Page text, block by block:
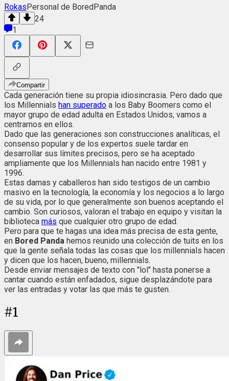
RokasPersonal de BoredPanda
24
1
Compartir
Cada generación tiene su propia idiosincrasia. Pero dado que
los Millennials han superado a los Baby Boomers como el
mayor grupo de edad adulta en Estados Unidos, vamos a
centrarnos en ellos.
Dado que las generaciones son construcciones analíticas, el
consenso popular y de los expertos suele tardar en
desarrollar sus límites precisos, pero se ha aceptado
ampliamente que los Millennials han nacido entre 1981 y
1996.
Estas damas y caballeros han sido testigos de un cambio
masivo en la tecnología, la economía y los negocios a lo largo
de su vida, por lo que generalmente son buenos aceptando el
cambio. Son curiosos, valoran el trabajo en equipo y visitan la
biblioteca más que cualquier otro grupo de edad.
Pero para que te hagas una idea más precisa de esta gente,
en Bored Panda hemos reunido una colección de tuits en los
que la gente señala todas las cosas que los millennials hacen
y dicen que los hacen, bueno, millennials.
Desde enviar mensajes de texto con "lol" hasta ponerse a
cantar cuando están enfadados, sigue desplazándote para
ver las entradas y votar las que más te gusten.
#1